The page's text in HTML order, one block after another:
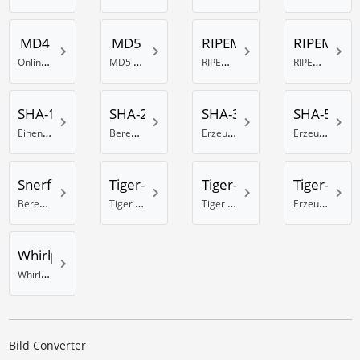
MD4
Online MD4 Generator
MD5
MD5 Hash Generator
RIPEMD-128
RIPEMD 128 Bit Hash erzeugen
RIPEMD-
RIPEMD-160 Hash Berechnung
SHA-1
Einen SHA-1 Hash generieren
SHA-256
Berechnung eines SHA-Hash mit 256 Bit
SHA-384
Erzeuge einen SHA Hash mit 384 Bits
SHA-512
Erzeuge einen SHA Hash mit 512 Bits
Snerfu
Berechnung eines Snefru Hash
Tiger-128
Tiger Hash Rechner mit 128 Bit
Tiger-160
Tiger 160 Bit Hash Rechner
Tiger-192
Erzeuge einen Tiger Hash mit 192 Bits
Whirlpool
Whirlpool online Hash Generator
Bild Converter